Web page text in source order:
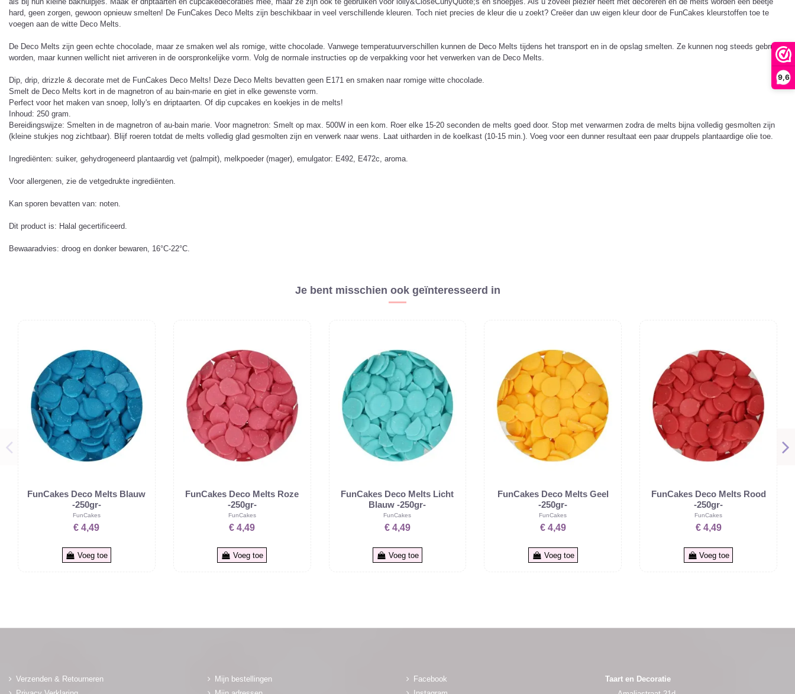
9,6
hard, geen zorgen, gewoon opnieuw smelten! De FunCakes Deco Melts zijn beschikbaar in veel verschillende kleuren. Toch niet precies de kleur die u zoekt? Creëer dan uw eigen kleur door de FunCakes kleurstoffen toe te
voegen aan de witte Deco Melts.
De Deco Melts zijn geen echte chocolade, maar ze smaken wel als romige, witte chocolade. Vanwege temperatuurverschillen kunnen de Deco Melts tijdens het transport en in de opslag smelten. Ze kunnen nog steeds gebruikt
worden, maar kunnen wellicht niet arriveren in de oorspronkelijke vorm. Volg de normale instructies op de verpakking voor het verwerken van de Deco Melts.
Dip, drip, drizzle & decorate met de FunCakes Deco Melts! Deze Deco Melts bevatten geen E171 en smaken naar romige witte chocolade.
Smelt de Deco Melts kort in de magnetron of au bain-marie en giet in elke gewenste vorm.
Perfect voor het maken van snoep, lolly's en driptaarten. Of dip cupcakes en koekjes in de melts!
Inhoud: 250 gram.
Bereidingswijze: Smelten in de magnetron of au-bain marie. Voor magnetron: Smelt op max. 500W in een kom. Roer elke 15-20 seconden de melts goed door. Stop met verwarmen zodra de melts bijna volledig gesmolten zijn
(kleine stukjes nog zichtbaar). Blijf roeren totdat de melts volledig glad gesmolten zijn en verwerk naar wens. Laat uitharden in de koelkast (10-15 min.). Voeg voor een dunner resultaat een paar druppels plantaardige olie toe.
Ingrediënten: suiker, gehydrogeneerd plantaardig vet (palmpit), melkpoeder (mager), emulgator: E492, E472c, aroma.
Voor allergenen, zie de vetgedrukte ingrediënten.
Kan sporen bevatten van: noten.
Dit product is: Halal gecertificeerd.
Bewaaradvies: droog en donker bewaren, 16°C-22°C.
Je bent misschien ook geïnteresseerd in
FunCakes Deco Melts Blauw
-250gr-
FunCakes
€ 4,49
Voeg toe
FunCakes Deco Melts Roze
-250gr-
FunCakes
€ 4,49
Voeg toe
FunCakes Deco Melts Licht
Blauw -250gr-
FunCakes
€ 4,49
Voeg toe
FunCakes Deco Melts Geel
-250gr-
FunCakes
€ 4,49
Voeg toe
FunCakes Deco Melts Rood
-250gr-
FunCakes
€ 4,49
Voeg toe
Verzenden & Retourneren
Mijn bestellingen
Facebook
Taart en Decoratie